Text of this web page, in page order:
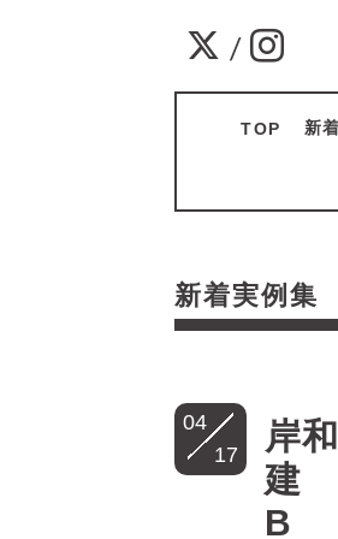
/
TOP 新
新着実例
04
17
岸